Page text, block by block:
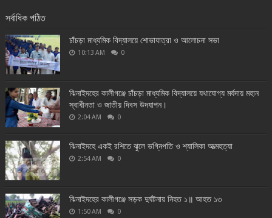
সর্বাধিক পঠিত
চাঁচড়া মাধ্যমিক বিদ্যালয়ে শোভাযাত্রা ও আলোচনা সভা
10:13 AM 0
ঝিনাইদহের কালীগঞ্জে চাঁচড়া মাধ্যমিক বিদ্যালয়ে যথাযোগ্য মর্যদায় মহান
স্বাধীনতা ও জাতীয় দিবস উদযাপন।
2:04 AM 0
ঝিনাইদহে একই রশিতে ঝুলে ভগ্নিপতি ও শ্যালিকা আত্মহত্যা
2:54 AM 0
ঝিনাইদহের কালীগঞ্জে সড়ক দুর্ঘটনায় নিহত ১॥ আহত ১৩
1:50 AM 0